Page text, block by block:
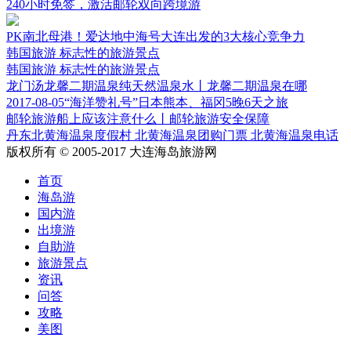
240小时免签，激活邮轮双向跨境游
PK南北母港！爱达地中海号大连出发的3大核心竞争力
韩国旅游 标志性的旅游景点
韩国旅游 标志性的旅游景点
龙门汤龙馨二期温泉纯天然温泉水丨龙馨二期温泉在哪
2017-08-05“海洋赞礼号”日本熊本、福冈5晚6天之旅
邮轮旅游船上应该注意什么丨邮轮旅游安全保障
丹东北黄海温泉度假村 北黄海温泉团购门票 北黄海温泉电话
版权所有 © 2005-2017 大连海岛旅游网
首页
海岛游
国内游
出境游
自助游
旅游景点
资讯
问答
攻略
美图